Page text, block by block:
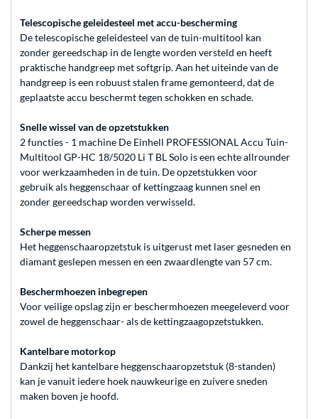
Telescopische geleidesteel met accu-bescherming
De telescopische geleidesteel van de tuin-multitool kan
zonder gereedschap in de lengte worden versteld en heeft
praktische handgreep met softgrip. Aan het uiteinde van de
handgreep is een robuust stalen frame gemonteerd, dat de
geplaatste accu beschermt tegen schokken en schade.
Snelle wissel van de opzetstukken
2 functies - 1 machine De Einhell PROFESSIONAL Accu Tuin-
Multitool GP-HC 18/5020 Li T BL Solo is een echte allrounder
voor werkzaamheden in de tuin. De opzetstukken voor
gebruik als heggenschaar of kettingzaag kunnen snel en
zonder gereedschap worden verwisseld.
Scherpe messen
Het heggenschaaropzetstuk is uitgerust met laser gesneden en
diamant geslepen messen en een zwaardlengte van 57 cm.
Beschermhoezen inbegrepen
Voor veilige opslag zijn er beschermhoezen meegeleverd voor
zowel de heggenschaar- als de kettingzaagopzetstukken.
Kantelbare motorkop
Dankzij het kantelbare heggenschaaropzetstuk (8-standen)
kan je vanuit iedere hoek nauwkeurige en zuivere sneden
maken boven je hoofd.